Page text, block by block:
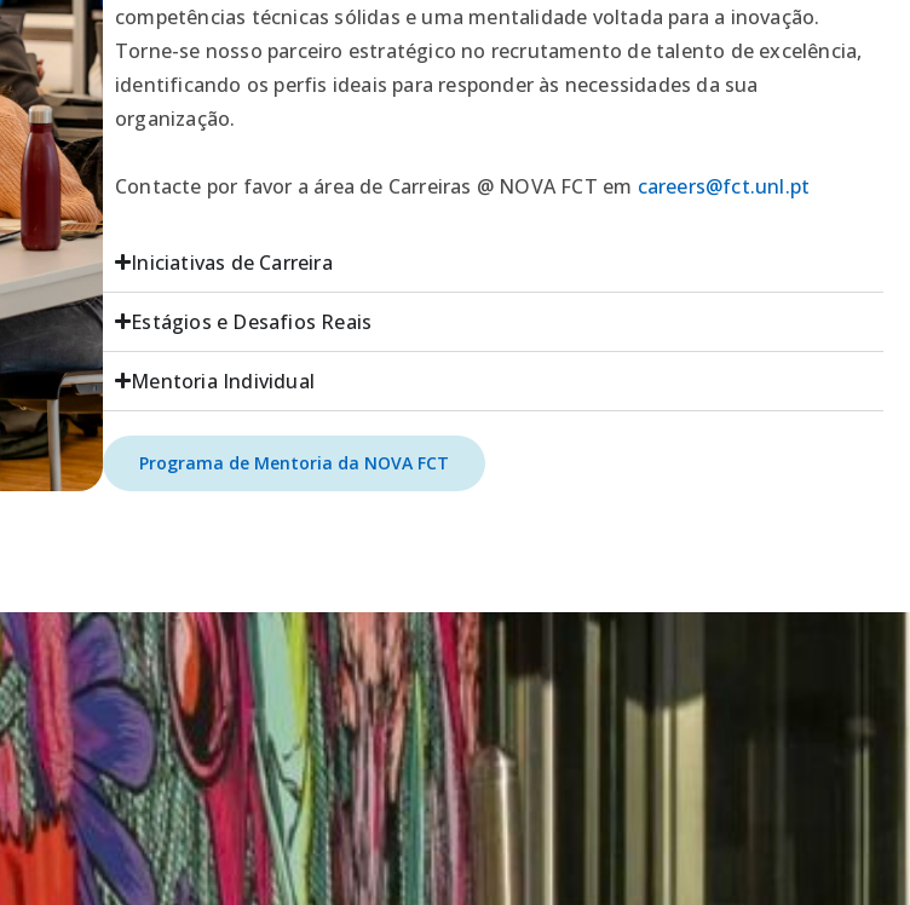
competências técnicas sólidas e uma mentalidade voltada para a inovação.
Torne-se nosso parceiro estratégico no recrutamento de talento de excelência,
identificando os perfis ideais para responder às necessidades da sua
organização.
Contacte por favor a área de Carreiras @ NOVA FCT em careers@fct.unl.pt
Iniciativas de Carreira
Estágios e Desafios Reais
Mentoria Individual
Programa de Mentoria da NOVA FCT